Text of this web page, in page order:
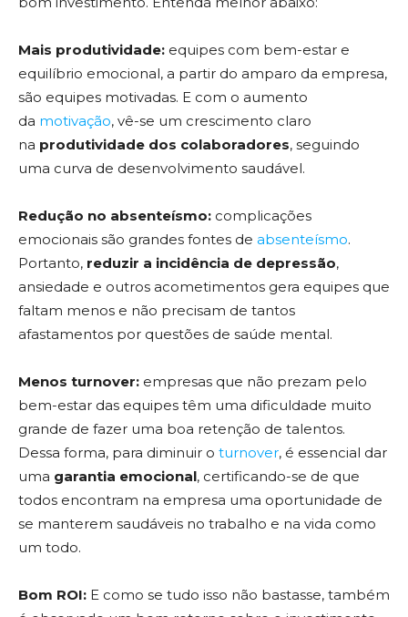
Mais produtividade: equipes com bem-estar e
equilíbrio emocional, a partir do amparo da empresa,
são equipes motivadas. E com o aumento
da motivação, vê-se um crescimento claro
na produtividade dos colaboradores, seguindo
uma curva de desenvolvimento saudável.
Redução no absenteísmo: complicações
emocionais são grandes fontes de absenteísmo.
Portanto, reduzir a incidência de depressão,
ansiedade e outros acometimentos gera equipes que
faltam menos e não precisam de tantos
afastamentos por questões de saúde mental.
Menos turnover: empresas que não prezam pelo
bem-estar das equipes têm uma dificuldade muito
grande de fazer uma boa retenção de talentos.
Dessa forma, para diminuir o turnover, é essencial dar
uma garantia emocional, certificando-se de que
todos encontram na empresa uma oportunidade de
se manterem saudáveis no trabalho e na vida como
um todo.
Bom ROI: E como se tudo isso não bastasse, também